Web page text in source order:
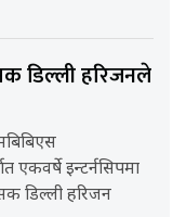
डिल्ली हरिजनले
एकवर्षे इन्टर्नसिपमा
डिल्ली हरिजन